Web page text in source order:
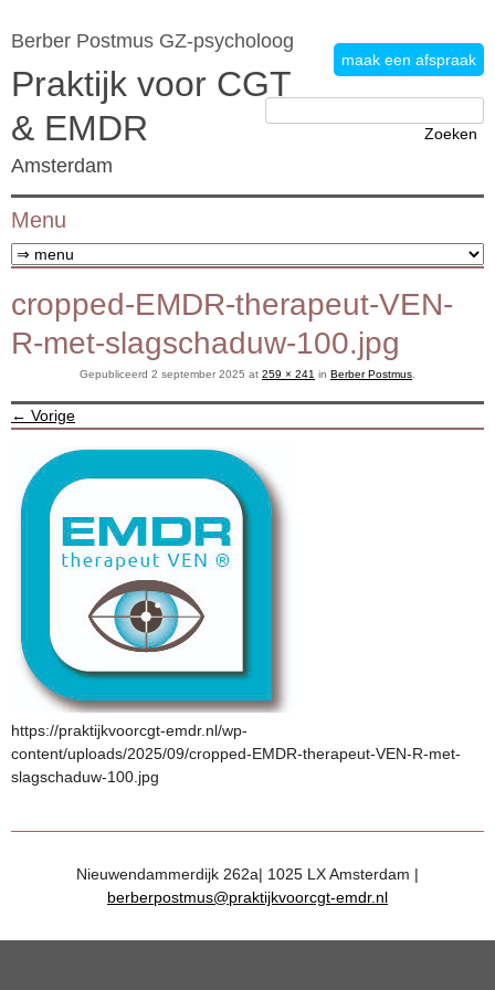
maak een afspraak
Berber Postmus GZ-psycholoog
Praktijk voor CGT
& EMDR
Amsterdam
Menu
Ga naar de inhoud
cropped-EMDR-therapeut-VEN-
R-met-slagschaduw-100.jpg
Gepubliceerd 2 september 2025 at 259 × 241 in Berber Postmus
← Vorige
https://praktijkvoorcgt-emdr.nl/wp-
content/uploads/2025/09/cropped-EMDR-therapeut-VEN-R-met-
slagschaduw-100.jpg
Nieuwendammerdijk 262a| 1025 LX Amsterdam |
berberpostmus@praktijkvoorcgt-emdr.nl